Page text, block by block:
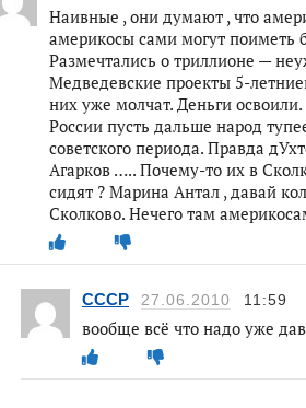
Наивные , они думают , что
америкосы сами могут поиметь
Размечтались о триллионе —
Медведевские проекты 5-
них уже молчат. Деньги
России пусть дальше народ
советского периода. Правда
Агарков ….. Почему-то их в
сидят ? Марина Антал , давай
Сколково. Нечего там
CCCP 27.06.2010 11:59
вообще всё что надо уже